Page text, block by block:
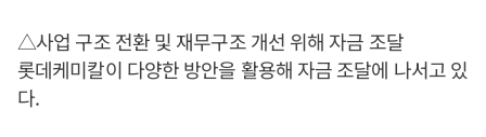
△사업 구조 전환 및 재무구조 개선 위해 자금 조달
롯데케미칼이 다양한 방안을 활용해 자금 조달에 나서고 있
다.